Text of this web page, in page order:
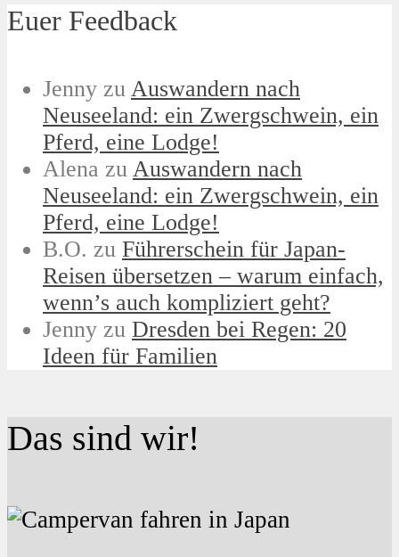
Euer Feedback
Jenny zu Auswandern nach
Neuseeland: ein Zwergschwein, ein
Pferd, eine Lodge!
Alena zu Auswandern nach
Neuseeland: ein Zwergschwein, ein
Pferd, eine Lodge!
B.O. zu Führerschein für Japan-
Reisen übersetzen – warum einfach,
wenn’s auch kompliziert geht?
Jenny zu Dresden bei Regen: 20
Ideen für Familien
Das sind wir!